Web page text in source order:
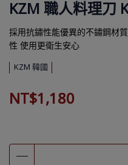
KZM 職人料理刀
採用抗鏽性能優異的不鏽鋼材
性 使用更衛生安心
KZM 韓國
NT$1,180